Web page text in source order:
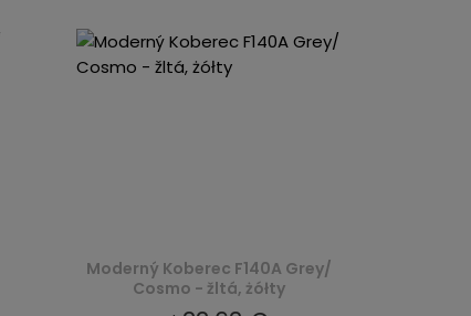
Moderný Koberec F140A Grey/
Cosmo - žltá, żółty